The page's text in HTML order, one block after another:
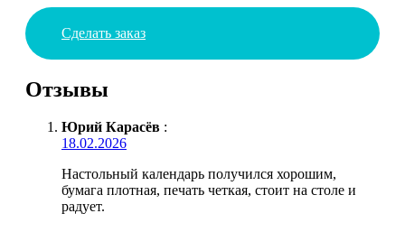
Сделать заказ
Отзывы
Юрий Карасёв :
18.02.2026
Настольный календарь получился хорошим,
бумага плотная, печать четкая, стоит на столе и
радует.